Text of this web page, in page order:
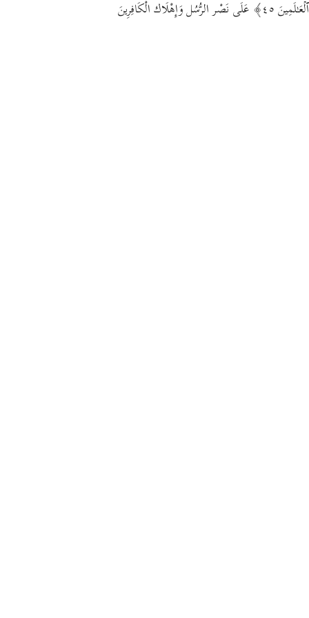
ٱلۡعَـٰلَمِینَ ٤٥﴾ عَلَى نَصْر الرُّسُل وَإِهْلَاك الْكَافِرِينَ